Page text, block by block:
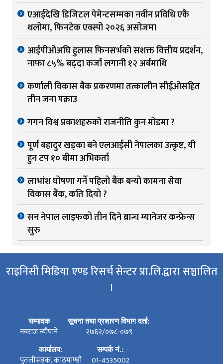
एआईदेखि डिजिटल पेमेन्टसम्मका नवीन प्रविधि एकै
थलोमा, फिनटेक एक्स्पो २०२६ असोजमा
आईपीओअघि हुलास फिनसर्भको सशक्त वित्तीय प्रदर्शन,
नाफा ८५% बढ्दा कर्जा लगानी १२ अर्बमाथि
कर्णाली विकास बैंक प्रकरणमा तत्कालीन सीईओसहित
तीन जना पक्राउ
गगन विश्व प्रकाशहरुको राजनीति कुन मोडमा ?
पूर्ण बहादुर खड्का बने एलआईसी नेपालका उत्कृष्ट, यी
हुन टप १० बीमा अभिकर्ता
लाभांश घोषणा गर्ने पहिलो बैंक बन्यो कामना सेवा
विकास बैंक, कति दियो ?
सन नेपाल लाइफको तीन दिने ब्रान्च म्यानेजर कन्फ्रेन्स
सुरु
राइनिसी मिडिया एण्ड रिसर्च सेन्टर प्रा.लि.द्वारा सञ्चालित
।
सम्पादक
नबराज न्यौपाने
सूचना तथा प्रशारण विभाग दर्ता:
२७६२/०७८-०७९
कार्यालय:
पुतलीसडक, काठमाण्डौ
सम्पर्क नं.:
01-4535002